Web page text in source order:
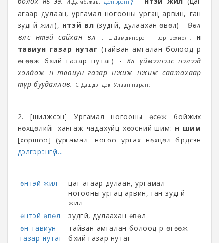
И.Дамбажав.дэлгэрэнгүй...
агаар дулаан, ургамал ногооны ургац арвин, ган
зудгүй жил), өнтэй өвөл (зудгүй, дулаахан өвөл) - Өвөл
өвлөөс өнтэй сайхан өвөл өө.
Ц.Дамдинсүрэн. Түүвэр зохиол.,
өн
тавиун газар нутаг (тайван амгалан болоод үр
өгөөж бүхий газар нутаг) -Хөл үймээнээс нэлээд
холдож өн тавиун газар өнжиж өнжиж саатахаар
түр буудаллав.
С.Дашдэндэв. Улаан наран;
2. [шилжсэн] Ургамал ногооны өсөж бойжих
нөхцөлийг хангаж чадахуйц хөрсний шим: өн шим
[хоршоо] (ургамал, ногоо ургах нөхцөл бүрдсэн
дэлгэрэнгүй...
өнтэй жил
цаг агаар дулаан, ургамал
ногооны ургац арвин, ган зудгүй
жил
өнтэй өвөл
зудгүй, дулаахан өвөл
өн тавиун
газар нутаг
тайван амгалан болоод үр өгөөж
бүхий газар нутаг